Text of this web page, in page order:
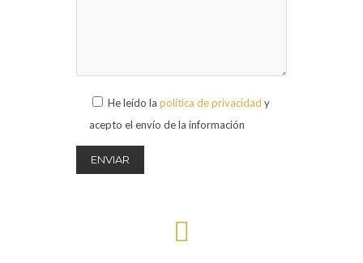
He leído la política de privacidad y
acepto el envío de la información